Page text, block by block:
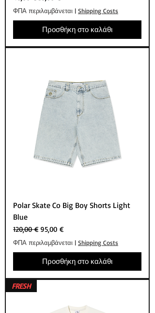
ΦΠΑ περιλαμβάνεται | Shipping Costs
Προσθήκη στο καλάθι
Polar Skate Co Big Boy Shorts Light
Blue
Κανονική τιμή
120,00 € Τιμή Έκπτωσης
95,00 €
ΦΠΑ περιλαμβάνεται | Shipping Costs
Προσθήκη στο καλάθι
FRESH